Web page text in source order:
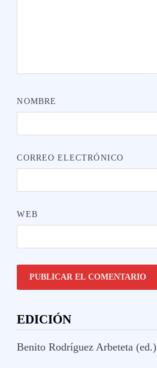
NOMBRE
CORREO ELECTRÓNICO
WEB
EDICIÓN
Benito Rodríguez Arbeteta (ed.)